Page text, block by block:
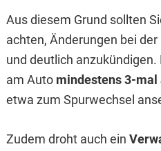
Aus diesem Grund sollten
achten, Änderungen bei
und deutlich
am Auto mindestens 3-
etwa zum Spurwechsel
Zudem droht auch ein